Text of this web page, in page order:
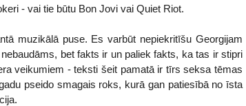
- vai tie būtu Bon Jovi vai Quiet Riot.
muzikālā puse. Es varbūt nepiekritīšu Georgijam
bet fakts ir un paliek fakts, ka tas ir stipri
veikumiem - teksti šeit pamatā ir tīrs seksa tēmas
pseido smagais roks, kurā gan patiesībā no īsta